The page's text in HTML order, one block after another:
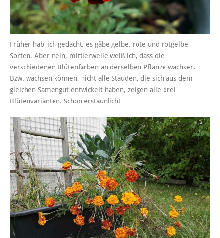
Früher hab‘ ich gedacht, es gäbe gelbe, rote und rotgelbe
Sorten. Aber nein, mittlerweile weiß ich, dass die
verschiedenen Blütenfarben an derselben Pflanze wachsen.
Bzw. wachsen können, nicht alle Stauden, die sich aus dem
gleichen Samengut entwickelt haben, zeigen alle drei
Blütenvarianten. Schon erstaunlich!